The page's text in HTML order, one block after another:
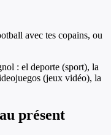
avec tes copains, ou
: el deporte (sport), la
(jeux vidéo), la
présent